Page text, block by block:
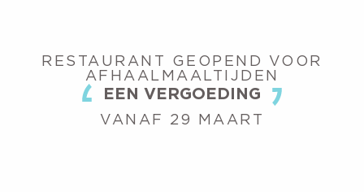
RESTAURANT GEOPEND VOOR
AFHAALMAALTIJDEN
EEN VERGOEDING
VANAF 29 MAART